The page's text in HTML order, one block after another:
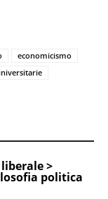
economicismo
>
politica